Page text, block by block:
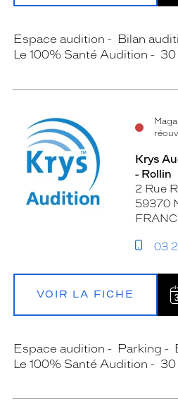
Espace audition
Bilan
Le 100% Santé Audition
30
Krys
- Rollin
2 Rue
59370
03
VOIR LA FICHE
Espace audition Parking
Le 100% Santé Audition
30